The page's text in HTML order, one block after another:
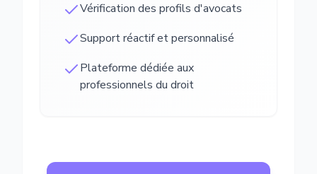
Vérification des profils d'avocats
Support réactif et personnalisé
Plateforme dédiée aux
professionnels du droit